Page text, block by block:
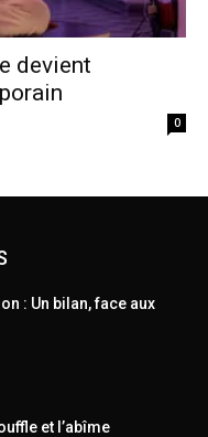
devient
0
: Un bilan, face aux
et l’abîme